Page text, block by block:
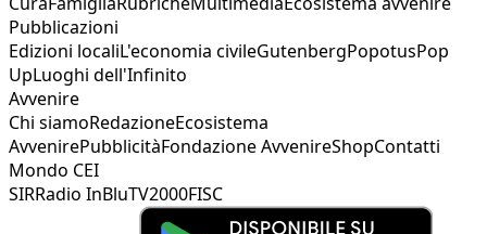
Pubblicazioni
Edizioni localiL'economia civileGutenbergPopotusPop
UpLuoghi dell'Infinito
Avvenire
Chi siamoRedazioneEcosistema
AvvenirePubblicitàFondazione AvvenireShopContatti
Mondo CEI
SIRRadio InBluTV2000FISC